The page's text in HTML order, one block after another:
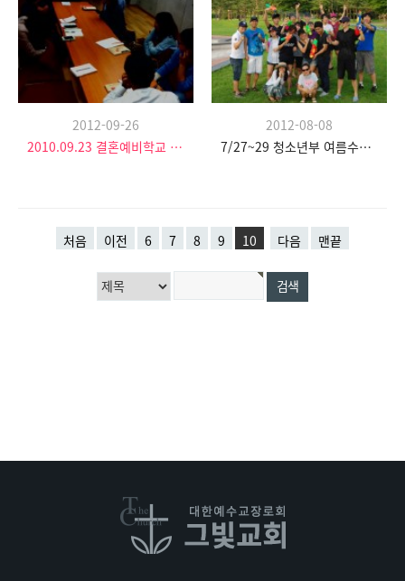
2012-09-26
2010.09.23 결혼예비학교 첫 번째
2012-08-08
7/27~29 청소년부 여름수련회
처음 이전 6 7 8 9 10 다음 맨끝